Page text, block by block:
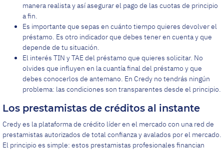
manera realista y así asegurar el pago de las cuotas de principio
a fin.
Es importante que sepas en cuánto tiempo quieres devolver el
préstamo. Es otro indicador que debes tener en cuenta y que
depende de tu situación.
El interés TIN y TAE del préstamo que quieres solicitar. No
olvides que influyen en la cuantía final del préstamo y que
debes conocerlos de antemano. En Credy no tendrás ningún
problema: las condiciones son transparentes desde el principio.
Los prestamistas de créditos al instante
Credy es la plataforma de crédito líder en el mercado con una red de
prestamistas autorizados de total confianza y avalados por el mercado.
El principio es simple: estos prestamistas profesionales financian